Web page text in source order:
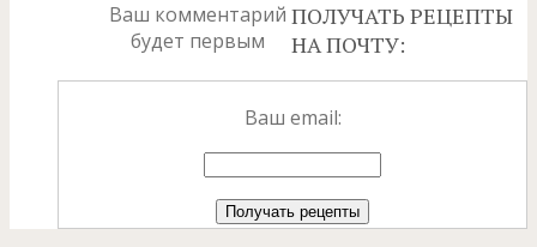
Ваш комментарий
будет первым
ПОЛУЧАТЬ РЕЦЕПТЫ
НА ПОЧТУ:
Ваш email: